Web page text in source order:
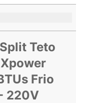
Teto
Frio
220V